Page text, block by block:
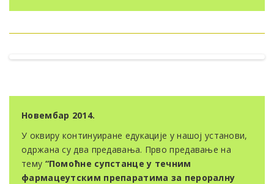
Новембар 2014.
У оквиру континуиране едукације у нашој установи,
одржана су два предавања. Прво предавање на
тему “Помоћне супстанце у течним
фармацеутским препаратима за пероралну